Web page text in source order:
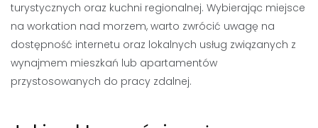
turystycznych oraz kuchni regionalnej. Wybierając miejsce
na workation nad morzem, warto zwrócić uwagę na
dostępność internetu oraz lokalnych usług związanych z
wynajmem mieszkań lub apartamentów
przystosowanych do pracy zdalnej.